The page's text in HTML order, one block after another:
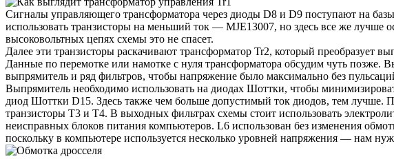
Сигналы управляющего трансформатора через диоды D8 и D9 поступают на
использовать транзисторы на меньший ток — MJE13007, но здесь все же лучше
высоковольтных цепях схемы это не спасет.
Далее эти транзисторы раскачивают трансформатор Tr2, который преобразует
Данные по перемотке или намотке с нуля трансформатора обсудим чуть позже.
выпрямитель и ряд фильтров, чтобы напряжение было максимально без
Выпрямитель необходимо использовать на диодах Шоттки, чтобы
диод Шоттки D15. Здесь также чем больше допустимый ток диодов, тем лучше.
транзисторы T3 и T4. В выходных фильтрах схемы стоит использовать
неисправных блоков питания компьютеров. L6 использован без изменения
поскольку в компьютере используется несколько уровней напряжения — нам